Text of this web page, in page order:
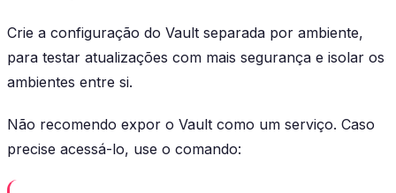
Crie a configuração do Vault separada por ambiente,
para testar atualizações com mais segurança e isolar os
ambientes entre si.
Não recomendo expor o Vault como um serviço. Caso
precise acessá-lo, use o comando: